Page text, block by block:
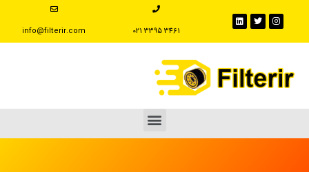
‪021 3395 3461
info@filterir.com